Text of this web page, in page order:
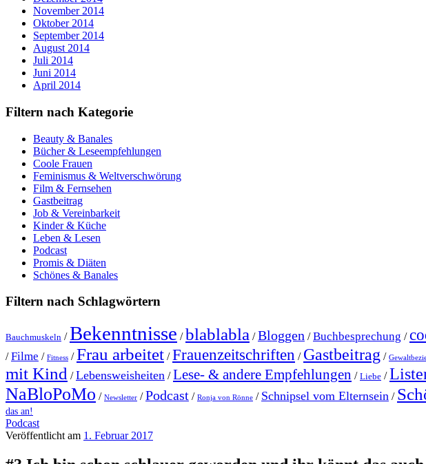
November 2014
Oktober 2014
September 2014
August 2014
Juli 2014
Juni 2014
April 2014
Filtern nach Kategorie
Beauty & Banales
Bücher & Leseempfehlungen
Coole Frauen
Feminismus & Weltverschwörung
Film & Fernsehen
Gastbeitrag
Job & Vereinbarkeit
Kinder & Küche
Leben & Lesen
Podcast
Promis & Diäten
Schönes & Banales
Filtern nach Schlagwörtern
Bauchmuskeln /Bekenntnisse /blablabla /Bloggen /Buchbesprechung /
/Filme / Fitness /Frau arbeitet /Frauenzeitschriften / Gastbeitrag /
mit Kind /Lebensweisheiten /Lese- & andere Empfehlungen / Liebe /
NaBloPoMo / Newsletter /Podcast / Ronja von Rönne / Schnipsel vom Elternsein /
das an!
Podcast
Veröffentlicht am 1. Februar 2017